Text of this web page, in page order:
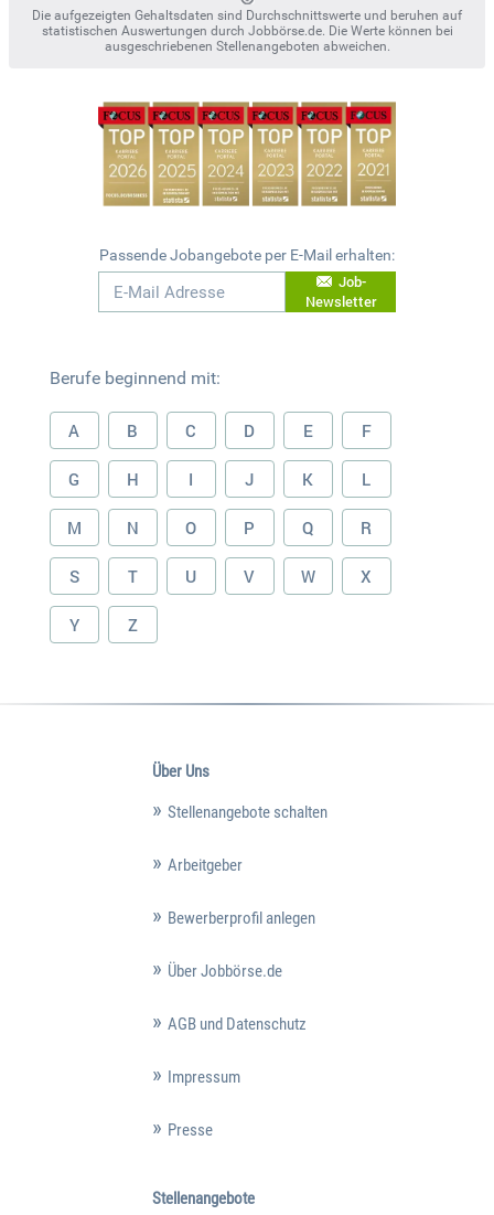
Die aufgezeigten Gehaltsdaten sind Durchschnittswerte und beruhen auf
statistischen Auswertungen durch Jobbörse.de. Die Werte können bei
ausgeschriebenen Stellenangeboten abweichen.
Passende Jobangebote per E-Mail erhalten:
Job-
Newsletter
Berufe beginnend mit:
A B C D E F
G H I J K L
M N O P Q R
S T U V W X
Y Z
Über Uns
Stellenangebote schalten
Arbeitgeber
Bewerberprofil anlegen
Über Jobbörse.de
AGB und Datenschutz
Impressum
Presse
Stellenangebote